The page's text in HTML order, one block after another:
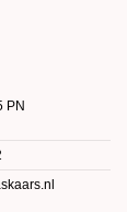
PN